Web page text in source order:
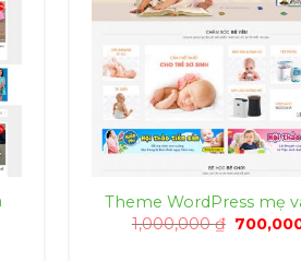
Theme WordPress mẹ
1,000,000₫ Giá